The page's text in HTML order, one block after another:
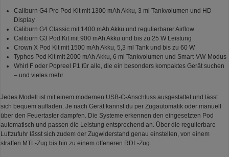
Caliburn G4 Pro Pod Kit mit 1300 mAh Akku, 3 ml Tankvolumen und HD-
Display
Caliburn G4 Classic mit 1400 mAh Akku und regulierbarer Airflow
Caliburn G3 Pod Kit mit 900 mAh Akku und bis zu 25 W Leistung
Crown X Pod Kit mit 1500 mAh Akku, 5,3 ml Tank und bis zu 60 W
Typhos Pod Kit mit 2000 mAh Akku, 6 ml Tankvolumen und Smart-VW-Modus
Whirl F oder Popreel P1 für alle, die ein besonders kompaktes Gerät suchen
– und vieles mehr
Jedes Modell ist mit einem modernen USB-C-Anschluss ausgestattet und lässt
sich bequem aufladen. Je nach Gerät kannst du per Zugautomatik oder manuell
über den Feuertaster dampfen. Die Systeme erkennen den eingesetzten Pod
automatisch und passen die Leistung entsprechend an. Über die regulierbare
Luftzufuhr lässt sich zudem der Zugwiderstand genau einstellen, von einem
straffen MTL-Zug bis hin zu einem offeneren RDL-Zug.